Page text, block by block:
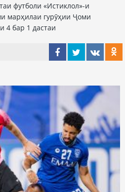
футболи «Истиклол»-и
марҳилаи гурӯҳии Ҷоми
4 бар 1 дастаи